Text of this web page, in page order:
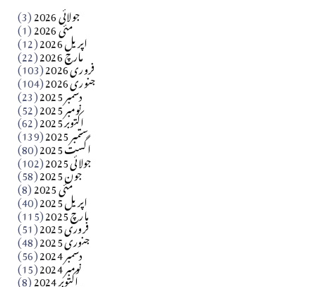
آزاد کشمیر جیسے احتجاج کی ضرورت ہے؟ از،،، ظہیرالدین
جولائی 2026 (3) مئی 2026 (1) اپریل 2026 (12) مارچ 2026 (22) فروری 2026 (103) جنوری 2026 (104) دسمبر 2025 (23) نومبر 2025 (52) اکتوبر 2025 (62) ستمبر 2025 (139) اگست 2025 (80) جولائی 2025 (102) جون 2025 (58) مئی 2025 (8) اپریل 2025 (40) مارچ 2025 (115) فروری 2025 (51) جنوری 2025 (48) دسمبر 2024 (56) نومبر 2024 (15) اکتوبر 2024 (8)